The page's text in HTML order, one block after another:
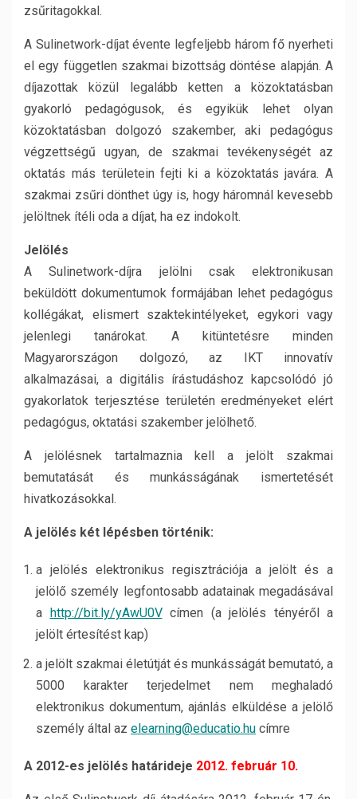
zsűritagokkal.
A Sulinetwork-díjat évente legfeljebb három fő nyerheti
el egy független szakmai bizottság döntése alapján. A
díjazottak közül legalább ketten a közoktatásban
gyakorló pedagógusok, és egyikük lehet olyan
közoktatásban dolgozó szakember, aki pedagógus
végzettségű ugyan, de szakmai tevékenységét az
oktatás más területein fejti ki a közoktatás javára. A
szakmai zsűri dönthet úgy is, hogy háromnál kevesebb
jelöltnek ítéli oda a díjat, ha ez indokolt.
Jelölés
A Sulinetwork-díjra jelölni csak elektronikusan
beküldött dokumentumok formájában lehet pedagógus
kollégákat, elismert szaktekintélyeket, egykori vagy
jelenlegi tanárokat. A kitüntetésre minden
Magyarországon dolgozó, az IKT innovatív
alkalmazásai, a digitális írástudáshoz kapcsolódó jó
gyakorlatok terjesztése területén eredményeket elért
pedagógus, oktatási szakember jelölhető.
A jelölésnek tartalmaznia kell a jelölt szakmai
bemutatását és munkásságának ismertetését
hivatkozásokkal.
A jelölés két lépésben történik:
a jelölés elektronikus regisztrációja a jelölt és a
jelölő személy legfontosabb adatainak megadásával
a http://bit.ly/yAwU0Vcímen (a jelölés tényéről a
jelölt értesítést kap)
a jelölt szakmai életútját és munkásságát bemutató, a
5000 karakter terjedelmet nem meghaladó
elektronikus dokumentum, ajánlás elküldése a jelölő
személy által az elearning@educatio.hu címre
A 2012-es jelölés határideje 2012. február 10.